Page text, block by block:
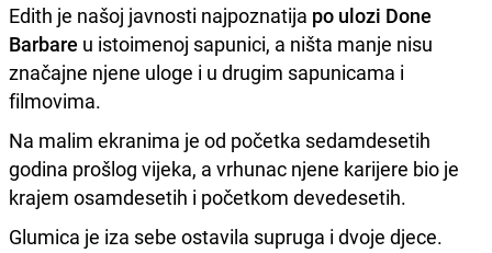
Edith je našoj javnosti najpoznatija po ulozi Done
Barbare u istoimenoj sapunici, a ništa manje nisu
značajne njene uloge i u drugim sapunicama i
filmovima.
Na malim ekranima je od početka sedamdesetih
godina prošlog vijeka, a vrhunac njene karijere bio je
krajem osamdesetih i početkom devedesetih.
Glumica je iza sebe ostavila supruga i dvoje djece.